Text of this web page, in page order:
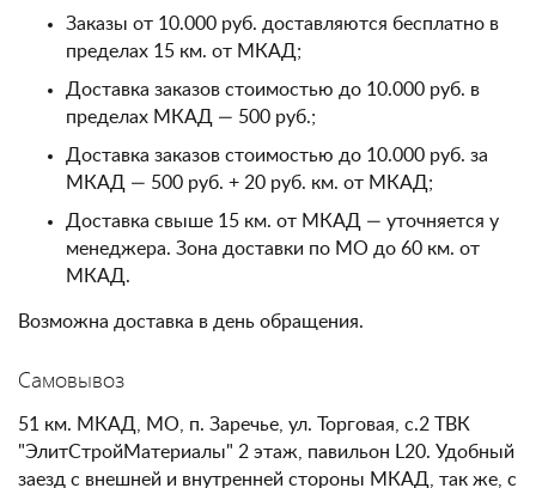
Заказы от 10.000 руб. доставляются бесплатно в
пределах 15 км. от МКАД;
Доставка заказов стоимостью до 10.000 руб. в
пределах МКАД — 500 руб.;
Доставка заказов стоимостью до 10.000 руб. за
МКАД — 500 руб. + 20 руб. км. от МКАД;
Доставка свыше 15 км. от МКАД — уточняется у
менеджера. Зона доставки по МО до 60 км. от
МКАД.
Возможна доставка в день обращения.
Самовывоз
51 км. МКАД, МО, п. Заречье, ул. Торговая, с.2 ТВК
"ЭлитСтройМатериалы" 2 этаж, павильон L20. Удобный
заезд с внешней и внутренней стороны МКАД, так же, с